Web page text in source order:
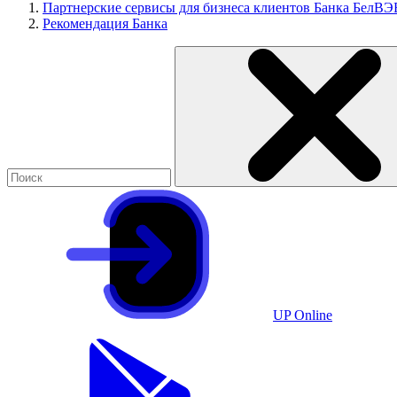
Партнерские сервисы для бизнеса клиентов Банка
Рекомендация Банка
UP Online